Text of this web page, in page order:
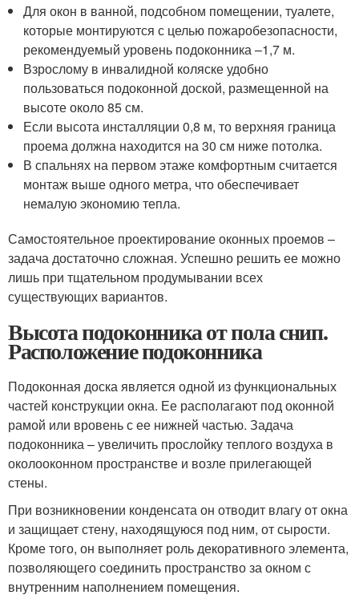
Для окон в ванной, подсобном помещении, туалете,
которые монтируются с целью пожаробезопасности,
рекомендуемый уровень подоконника –1,7 м.
Взрослому в инвалидной коляске удобно
пользоваться подоконной доской, размещенной на
высоте около 85 см.
Если высота инсталляции 0,8 м, то верхняя граница
проема должна находится на 30 см ниже потолка.
В спальнях на первом этаже комфортным считается
монтаж выше одного метра, что обеспечивает
немалую экономию тепла.
Самостоятельное проектирование оконных проемов –
задача достаточно сложная. Успешно решить ее можно
лишь при тщательном продумывании всех
существующих вариантов.
Высота подоконника от пола снип.
Расположение подоконника
Подоконная доска является одной из функциональных
частей конструкции окна. Ее располагают под оконной
рамой или вровень с ее нижней частью. Задача
подоконника – увеличить прослойку теплого воздуха в
околооконном пространстве и возле прилегающей
стены.
При возникновении конденсата он отводит влагу от окна
и защищает стену, находящуюся под ним, от сырости.
Кроме того, он выполняет роль декоративного элемента,
позволяющего соединить пространство за окном с
внутренним наполнением помещения.